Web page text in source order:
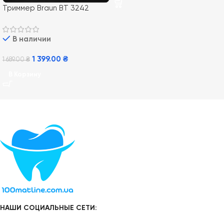
Триммер Braun BT 3242
В наличии
1 689.00₴ 1 399.00 ₴
НАШИ СОЦИАЛЬНЫЕ СЕТИ: